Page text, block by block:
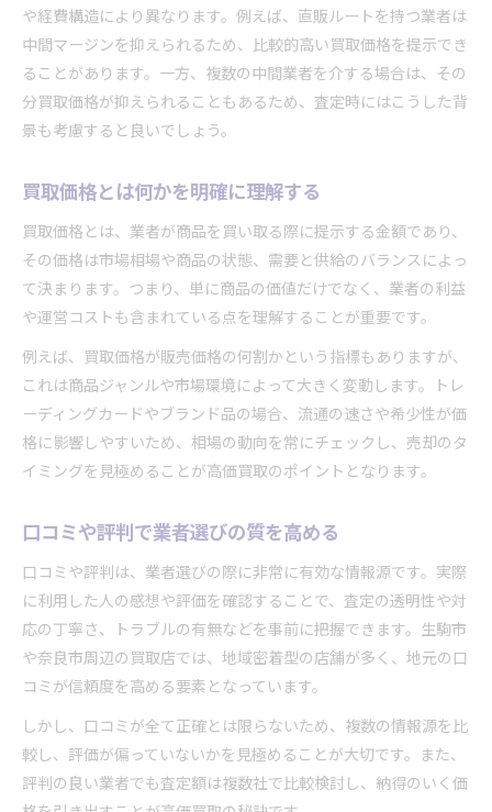
や経費構造により異なります。例えば、直販ルートを持つ業者は
中間マージンを抑えられるため、比較的高い買取価格を提示でき
ることがあります。一方、複数の中間業者を介する場合は、その
分買取価格が抑えられることもあるため、査定時にはこうした背
景も考慮すると良いでしょう。
買取価格とは何かを明確に理解する
買取価格とは、業者が商品を買い取る際に提示する金額であり、
その価格は市場相場や商品の状態、需要と供給のバランスによっ
て決まります。つまり、単に商品の価値だけでなく、業者の利益
や運営コストも含まれている点を理解することが重要です。
例えば、買取価格が販売価格の何割かという指標もありますが、
これは商品ジャンルや市場環境によって大きく変動します。トレ
ーディングカードやブランド品の場合、流通の速さや希少性が価
格に影響しやすいため、相場の動向を常にチェックし、売却のタ
イミングを見極めることが高価買取のポイントとなります。
口コミや評判で業者選びの質を高める
口コミや評判は、業者選びの際に非常に有効な情報源です。実際
に利用した人の感想や評価を確認することで、査定の透明性や対
応の丁寧さ、トラブルの有無などを事前に把握できます。生駒市
や奈良市周辺の買取店では、地域密着型の店舗が多く、地元の口
コミが信頼度を高める要素となっています。
しかし、口コミが全て正確とは限らないため、複数の情報源を比
較し、評価が偏っていないかを見極めることが大切です。また、
評判の良い業者でも査定額は複数社で比較検討し、納得のいく価